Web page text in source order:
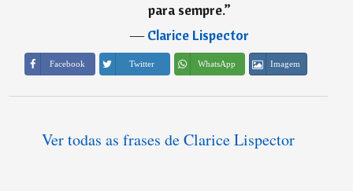
para sempre.”
―Clarice Lispector
Facebook Twitter WhatsApp Imagem
Ver todas as frases de Clarice Lispector